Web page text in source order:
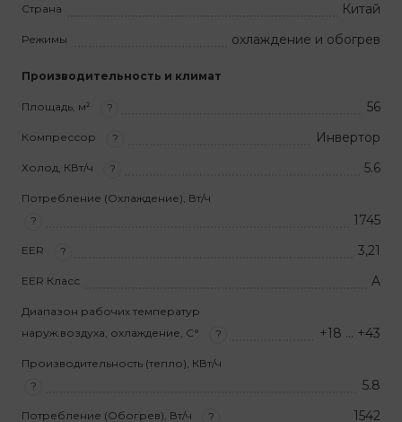
Страна Китай
Режимы охлаждение и обогрев
Производительность и климат
Площадь, м² ? 56
Компрессор ? Инвертор
Холод, КВт/ч ? 5.6
Потребление (Охлаждение), Вт/ч
?
1745
EER ? 3,21
EER Класс A
Диапазон рабочих температур
наруж.воздуха, охлаждение, С°
? +18 … +43
Производительность (тепло), КВт/ч
?
5.8
Потребление (Обогрев), Вт/ч ? 1542